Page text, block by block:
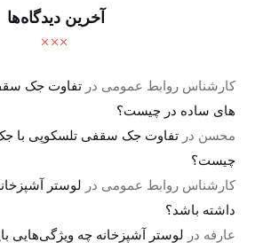
آخرین دیدگاه‌ها
کارشناس روابط عمومی درتفاوت جک
های ساده در چیست؟
محسن درتفاوت جک سقفی تلسکوپی با
چیست؟
کارشناس روابط عمومی در لوستر
داشته باشد؟
عارفه در لوستر آشپزخانه چه ویژگی‌هایی